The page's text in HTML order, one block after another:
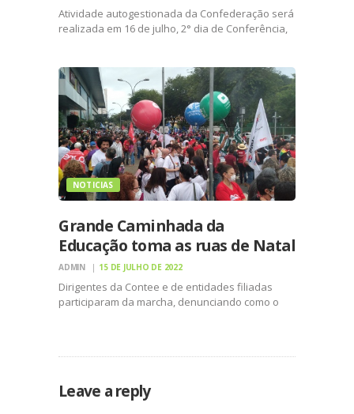
Atividade autogestionada da Confederação será
realizada em 16 de julho, 2° dia de Conferência,
(Conferência Nacional Popular de Educação)
2022, a Contee…
NOTICIAS
Grande Caminhada da
Educação toma as ruas de Natal
ADMIN 15 DE JULHO DE 2022
Dirigentes da Contee e de entidades filiadas
participaram da marcha, denunciando como o
Leave a reply